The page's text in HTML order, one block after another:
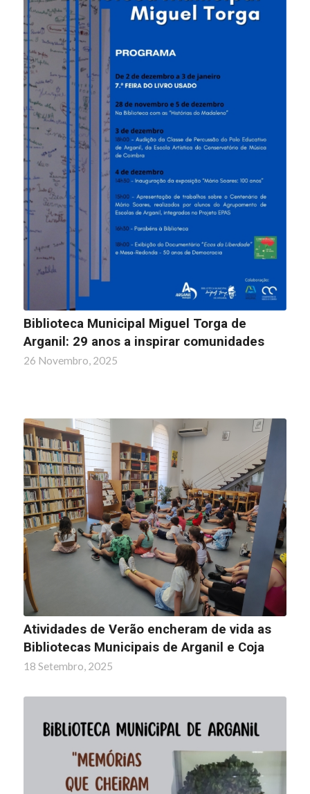
Biblioteca Municipal Miguel Torga de
Arganil: 29 anos a inspirar comunidades
26 Novembro, 2025
Atividades de Verão encheram de vida as
Bibliotecas Municipais de Arganil e Coja
18 Setembro, 2025